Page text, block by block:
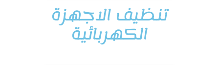
تنظيف الاجهزة
الكهربائية